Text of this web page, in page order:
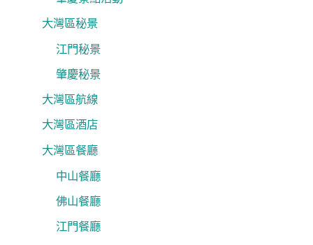
大灣區秘景
江門秘景
肇慶秘景
大灣區航線
大灣區酒店
大灣區餐廳
中山餐廳
佛山餐廳
江門餐廳